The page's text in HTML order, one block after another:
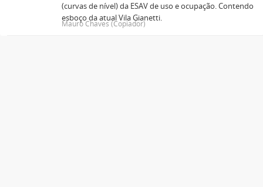
(curvas de nível) da ESAV de uso e ocupação. Contendo
esboço da atual Vila Gianetti.
Mauro Chaves (Copiador)